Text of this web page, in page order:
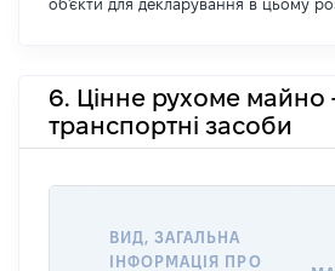
об'єкти для декларування в цьому
6. Цінне рухоме майно
транспортні засоби
ВИД, ЗАГАЛЬНА
ІНФОРМАЦІЯ ПРО